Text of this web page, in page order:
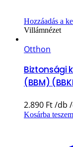
Hozzáadás a
Villámnézet
Otthon
Biztonsági
(BBM)
2.890 Ft
Kosárba teszem